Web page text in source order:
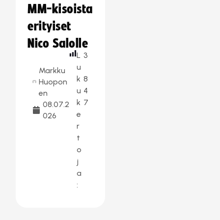
MM-kisoista
erityiset
Nico Salolle
Markku
Huopon
en
08.07.2
026
L
u
k
u
k
e
r
t
o
j
a
:
3
8
4
7